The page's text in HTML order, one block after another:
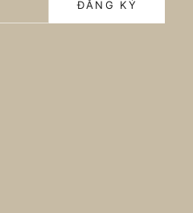
ĐĂNG KÝ